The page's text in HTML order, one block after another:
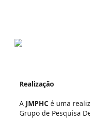
Realização
A JMPHCé uma
Grupo de Pesquisa